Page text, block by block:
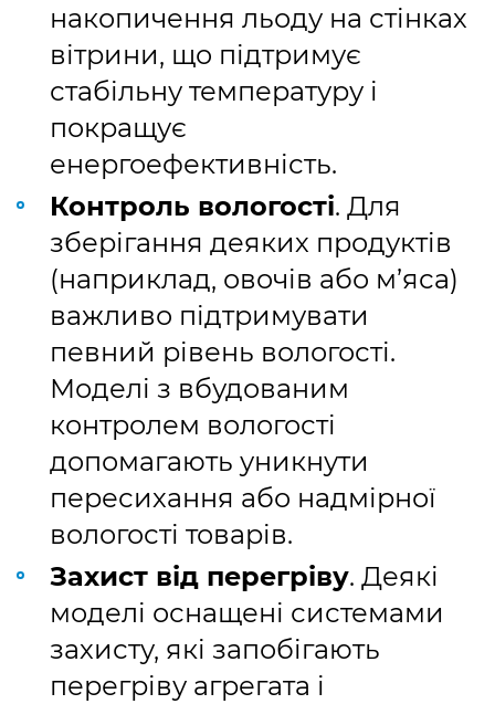
накопичення льоду на стінках
вітрини, що підтримує
стабільну температуру і
покращує
енергоефективність.
Контроль вологості. Для
зберігання деяких продуктів
(наприклад, овочів або м’яса)
важливо підтримувати
певний рівень вологості.
Моделі з вбудованим
контролем вологості
допомагають уникнути
пересихання або надмірної
вологості товарів.
Захист від перегріву. Деякі
моделі оснащені системами
захисту, які запобігають
перегріву агрегата і